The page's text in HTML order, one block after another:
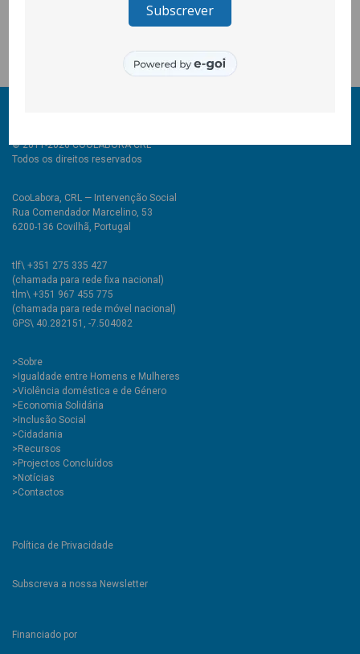
Igualdade de Género e contou com a presença da Exma.
Senhora Secretária de Estado para a Cidadania e a Igualdade.
© 2011-2026 COOLABORA CRL
Todos os direitos reservados
CooLabora, CRL — Intervenção Social
Rua Comendador Marcelino, 53
6200-136 Covilhã, Portugal
tlf\ +351 275 335 427
(chamada para rede fixa nacional)
tlm\ +351 967 455 775
(chamada para rede móvel nacional)
GPS\ 40.282151, -7.504082
>Sobre
>Igualdade entre Homens e Mulheres
>Violência doméstica e de Género
>Economia Solidária
>Inclusão Social
>Cidadania
>Recursos
>Projectos Concluídos
>Notícias
>Contactos
Política de Privacidade
Subscreva a nossa Newsletter
Financiado por